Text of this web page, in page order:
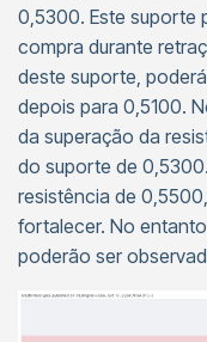
0,5300. Este suporte
compra durante
deste suporte,
depois para 0,5100.
da superação da
do suporte de
resistência de
fortalecer. No
poderão ser